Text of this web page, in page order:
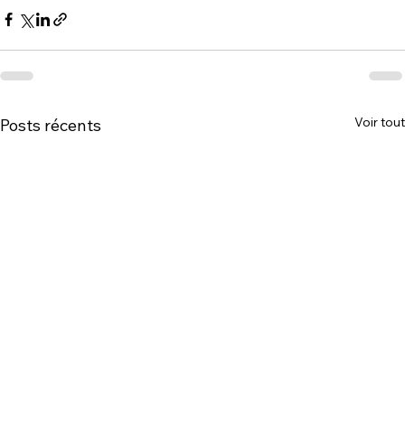
Posts récents Voir tout